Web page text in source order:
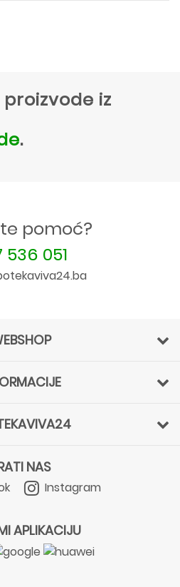
iz
.
pomoć?
536 051
NAS
Instagram
APLIKACIJU